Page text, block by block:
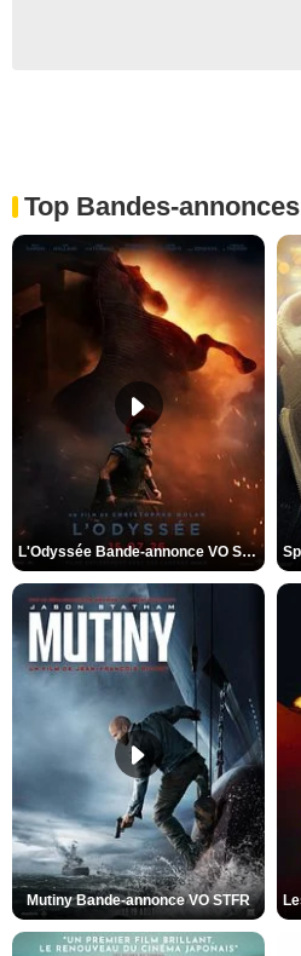
Top Bandes-annonces
L'Odyssée Bande-annonce VO STFR
Mutiny Bande-annonce VO STFR